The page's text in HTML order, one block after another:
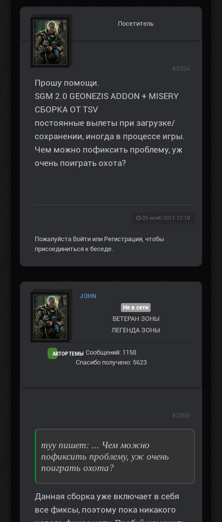
Посетитель
Прошу помощи.
SGM 2.0 GEONEZIS ADDON + MISERY
СБОРКА ОТ TSV
постоянные вылеты при загрузке/
сохранении, иногда в процессе игры.
Чем можно пофиксить проблему, уж
очень поиграть охота?
05 нояб 2012 12:18
#3354
Пожалуйста Войти или Регистрация, чтобы
присоединиться к беседе.
JOHN
АВТОР ТЕМЫ
Не в сети
ВЕТЕРАН ЗOНЫ
ЛЕГЕНДА ЗОНЫ
Сообщений: 1158
Спасибо получено: 5623
myy пишет: ... Чем можно
пофиксить проблему, уж очень
поиграть охота?
Данная сборка уже включает в себя
все фиксы, поэтому пока никакого
#3360